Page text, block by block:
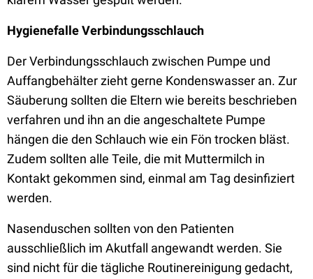
Hygienefalle Verbindungsschlauch
Der Verbindungsschlauch zwischen Pumpe und
Auffangbehälter zieht gerne Kondenswasser an. Zur
Säuberung sollten die Eltern wie bereits beschrieben
verfahren und ihn an die angeschaltete Pumpe
hängen die den Schlauch wie ein Fön trocken bläst.
Zudem sollten alle Teile, die mit Muttermilch in
Kontakt gekommen sind, einmal am Tag desinfiziert
werden.
Nasenduschen sollten von den Patienten
ausschließlich im Akutfall angewandt werden. Sie
sind nicht für die tägliche Routinereinigung gedacht,